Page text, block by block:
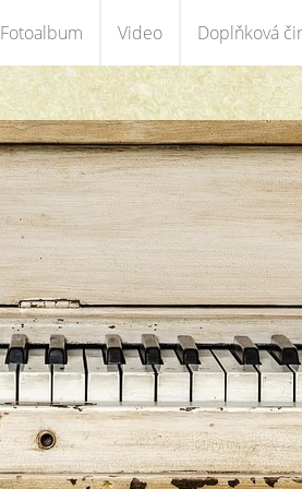
Fotoalbum Video Doplňková